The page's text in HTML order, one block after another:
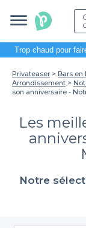
Trop chaud pour
Privateaser Bars en
Arrondissement
son anniversaire -
Les
Notre